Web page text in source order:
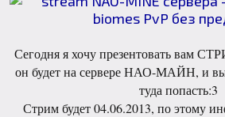
Сегодня я хочу презентовать вам
он будет на сервере НАО-МАЙН, и
туда попасть:3
Стрим будет 04.06.2013, по этому